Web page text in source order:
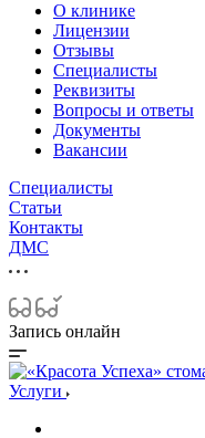
О клинике
Лицензии
Отзывы
Специалисты
Реквизиты
Вопросы и ответы
Документы
Вакансии
Специалисты
Статьи
Контакты
ДМС
Запись онлайн
Услуги